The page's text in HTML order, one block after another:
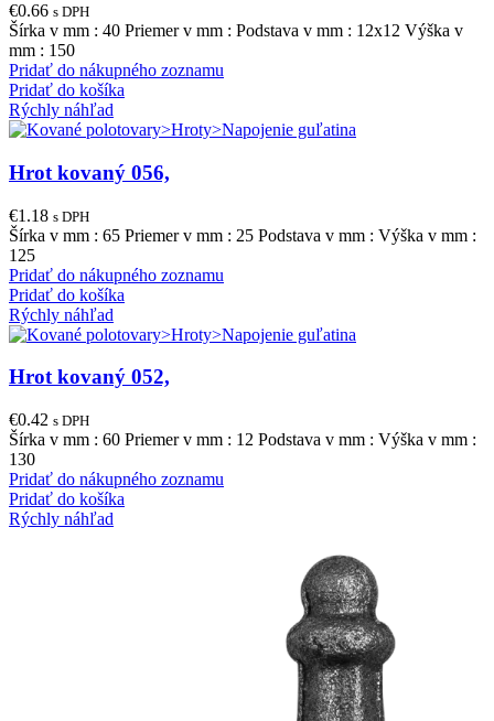
€0.66 s DPH
Šírka v mm : 40 Priemer v mm : Podstava v mm : 12x12 Výška v
mm : 150
Pridať do nákupného zoznamu
Pridať do košíka
Rýchly náhľad
Hrot kovaný 056,
€1.18 s DPH
Šírka v mm : 65 Priemer v mm : 25 Podstava v mm : Výška v mm :
125
Pridať do nákupného zoznamu
Pridať do košíka
Rýchly náhľad
Hrot kovaný 052,
€0.42 s DPH
Šírka v mm : 60 Priemer v mm : 12 Podstava v mm : Výška v mm :
130
Pridať do nákupného zoznamu
Pridať do košíka
Rýchly náhľad